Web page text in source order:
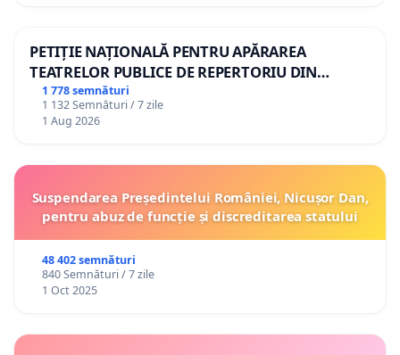
PETIȚIE NAȚIONALĂ PENTRU APĂRAREA
TEATRELOR PUBLICE DE REPERTORIU DIN
ROMÂNIA
1 778 semnături
1 132 Semnături / 7 zile
1 Aug 2026
Suspendarea Președintelui României, Nicușor Dan,
pentru abuz de funcție și discreditarea statului
48 402 semnături
840 Semnături / 7 zile
1 Oct 2025